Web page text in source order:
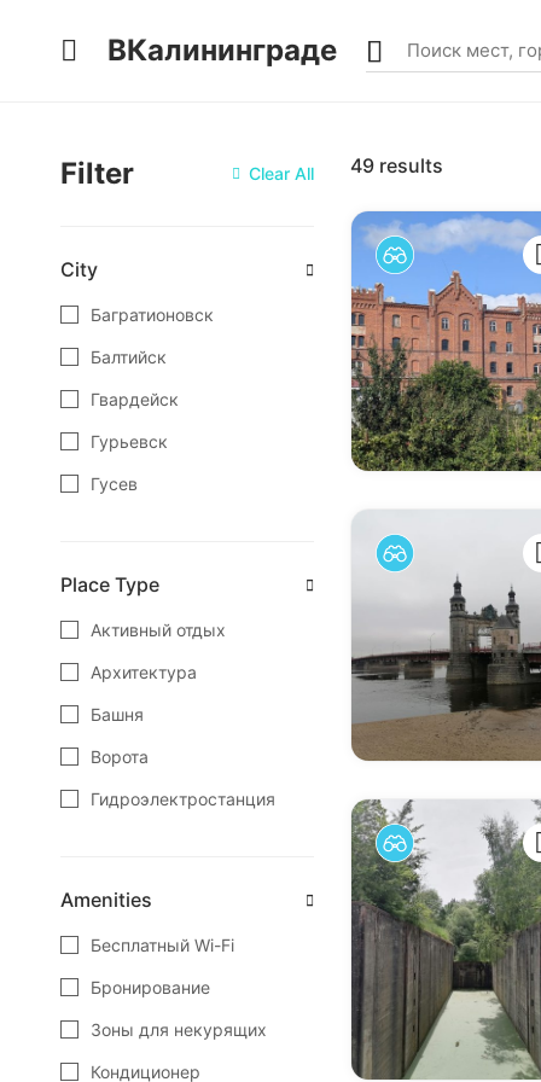
ВКалининграде
Clear All
Filter
City
Багратионовск
Балтийск
Гвардейск
Гурьевск
Гусев
Озёрск
Пионерский
Полесск
Правдинск
Светлогорск
Place Type
Активный отдых
Архитектура
Башня
Ворота
Гидроэлектростанция
Amenities
Бесплатный Wi-Fi
Бронирование
Зоны для некурящих
Кондиционер
49 results